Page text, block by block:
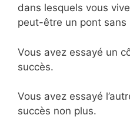
dans lesquels vous
peut-être un pont sans
Vous avez essayé un
succès.
Vous avez essayé
succès non plus.